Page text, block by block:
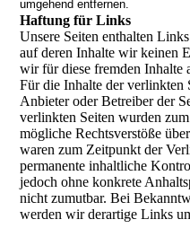
umgehend entfernen.
Haftung für Links
Unsere Seiten enthalten
auf deren Inhalte wir keinen
wir für diese fremden Inhalte
Für die Inhalte der verlinkten
Anbieter oder Betreiber der
verlinkten Seiten wurden
mögliche Rechtsverstöße
waren zum Zeitpunkt der
permanente inhaltliche
jedoch ohne konkrete
nicht zumutbar. Bei
werden wir derartige Links